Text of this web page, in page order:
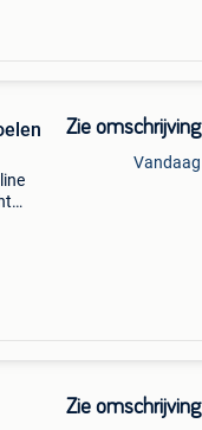
Zie omschrijving
Vandaag
Zie omschrijving